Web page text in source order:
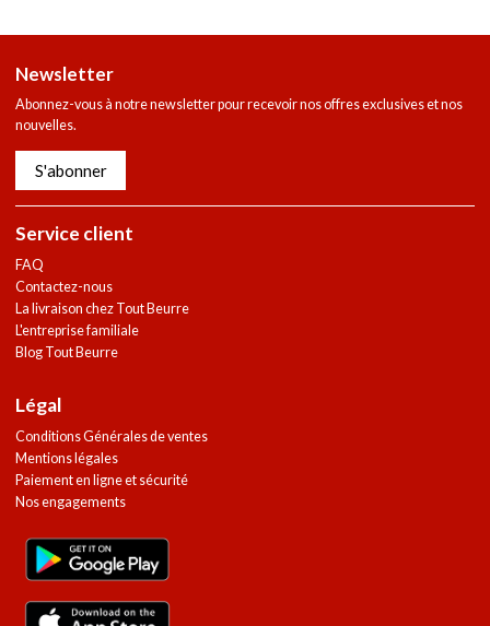
Newsletter
Abonnez-vous à notre newsletter pour recevoir nos offres exclusives et nos
nouvelles.
S'abonner
Service client
FAQ
Contactez-nous
La livraison chez Tout Beurre
L'entreprise familiale
Blog Tout Beurre
Légal
Conditions Générales de ventes
Mentions légales
Paiement en ligne et sécurité
Nos engagements